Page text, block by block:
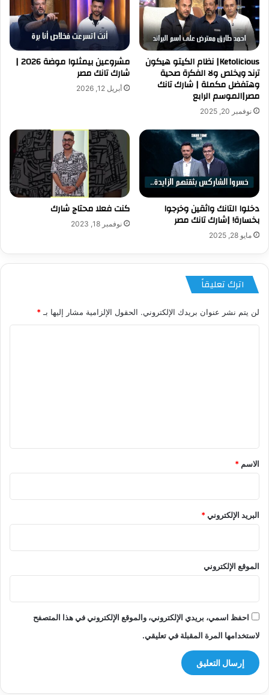
Ketolicious| نظام الكيتو هيكون
ترند ويخلص ولا الفكرة صحية
وهتفضل مكملة | شارك تانك
مصر|الموسم الرابع
نوفمبر 20, 2025
مشروعين بيمثلوا موضة 2026 |
شارك تانك مصر
أبريل 12, 2026
دخلوا التانك واثقين وخرجوا
بخسارة! |شارك تانك مصر
مايو 28, 2025
كنت فعلا محتاج شارك
نوفمبر 18, 2023
اترك تعليقاً
لن يتم نشر عنوان بريدك الإلكتروني. الحقول الإلزامية مشار إليها بـ *
*
الاسم *
البريد الإلكتروني*
الموقع الإلكتروني
احفظ اسمي، بريدي الإلكتروني، والموقع الإلكتروني في هذا المتصفح
لاستخدامها المرة المقبلة في تعليقي.